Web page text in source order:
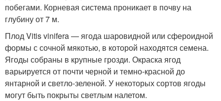
побегами. Корневая система проникает в почву на
глубину от 7 м.
Плод Vitis vinifera — ягода шаровидной или сфероидной
формы с сочной мякотью, в которой находятся семена.
Ягоды собраны в крупные грозди. Окраска ягод
варьируется от почти черной и темно-красной до
янтарной и светло-зеленой. У некоторых сортов ягоды
могут быть покрыты светлым налетом.